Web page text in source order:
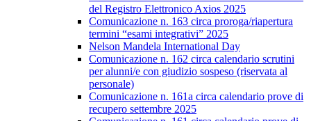
del Registro Elettronico Axios 2025
Comunicazione n. 163 circa proroga/riapertura
termini “esami integrativi” 2025
Nelson Mandela International Day
Comunicazione n. 162 circa calendario scrutini
per alunni/e con giudizio sospeso (riservata al
personale)
Comunicazione n. 161a circa calendario prove di
recupero settembre 2025